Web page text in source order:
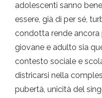
adolescenti sanno
essere, già di per sé,
condotta rende ancora
giovane e adulto sia
contesto sociale e
districarsi nella
pubertà, unicità del